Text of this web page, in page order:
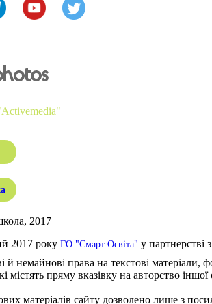
2017
2017 року ГО "Смарт Освіта" у партнерстві
й немайнові права на текстові матеріали,
містять пряму вказівку на авторство іншої
матеріалів сайту дозволено лише з